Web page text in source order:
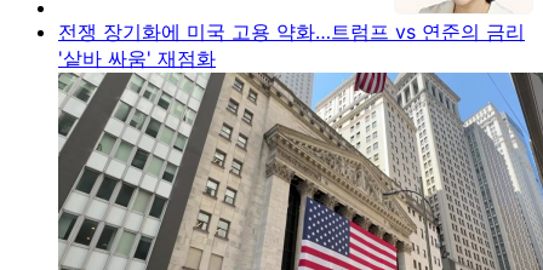
전쟁 장기화에 미국 고용 약화…트럼프 vs 연준의 금리
'샅바 싸움' 재점화